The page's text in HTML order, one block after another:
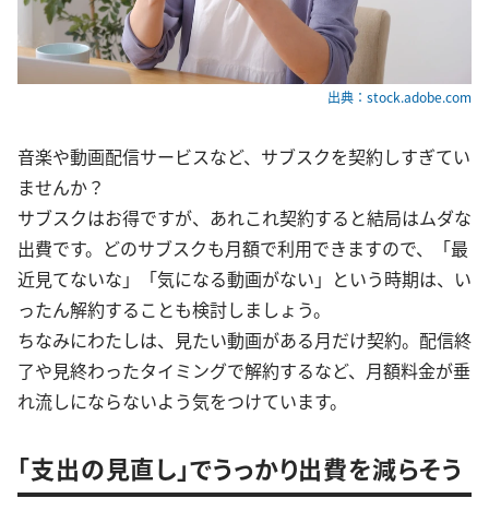
出典：stock.adobe.com
音楽や動画配信サービスなど、サブスクを契約しすぎてい
ませんか？
サブスクはお得ですが、あれこれ契約すると結局はムダな
出費です。どのサブスクも月額で利用できますので、「最
近見てないな」「気になる動画がない」という時期は、い
ったん解約することも検討しましょう。
ちなみにわたしは、見たい動画がある月だけ契約。配信終
了や見終わったタイミングで解約するなど、月額料金が垂
れ流しにならないよう気をつけています。
「支出の見直し」でうっかり出費を減らそう